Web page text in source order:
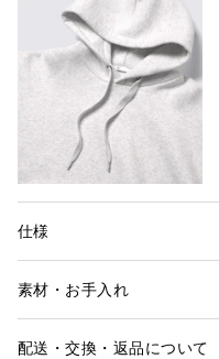
仕様
素材・お手入れ
配送・交換・返品について